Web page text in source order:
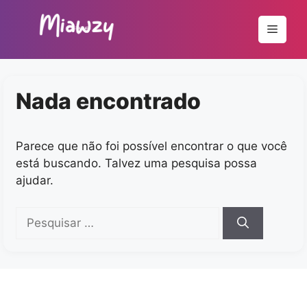
conteúdo
Menu
Nada encontrado
Parece que não foi possível encontrar o que você
está buscando. Talvez uma pesquisa possa
ajudar.
por: